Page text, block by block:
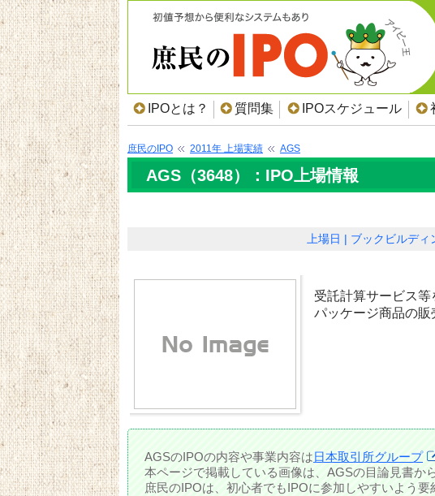
IPOとは？ 質問集 IPOスケジュール
庶民のIPO 2011年 上場実績 AGS
AGS（3648）：IPO上場情報
上場日 ブックビルディ
受託計算サービス
パッケージ商品の
AGSのIPOの内容や事業内容は日本取引所グループ
本ページで掲載している画像は、AGSの目論見書か
庶民のIPOは、初心者でもIPOに参加しやすいよう要